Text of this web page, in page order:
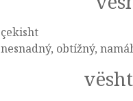
çekisht
nesnadný, obtížný,